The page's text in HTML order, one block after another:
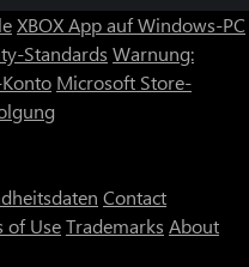
XBOX App auf Windows-PC
Standards Warnung:
Microsoft Store-
Contact
of UseTrademarks About